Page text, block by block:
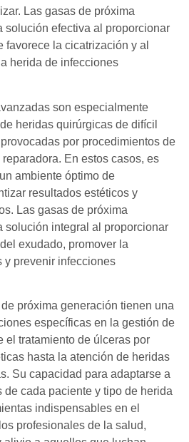
Las gasas de próxima
solución efectiva al proporcionar
favorece la cicatrización y al
herida de infecciones
son especialmente
heridas quirúrgicas de difícil
por procedimientos de
En estos casos, es
ambiente óptimo de
resultados estéticos y
Las gasas de próxima
solución integral al proporcionar
exudado, promover la
y prevenir infecciones
próxima generación tienen una
específicas en la gestión de
el tratamiento de úlceras por
hasta la atención de heridas
Su capacidad para adaptarse a
de cada paciente y tipo de herida
indispensables en el
profesionales de la salud,